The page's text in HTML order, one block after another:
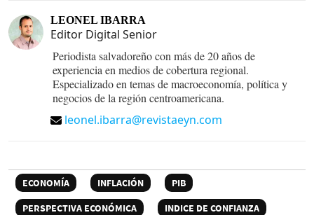
LEONEL IBARRA
Editor Digital Senior
Periodista salvadoreño con más de 20 años de
experiencia en medios de cobertura regional.
Especializado en temas de macroeconomía, política y
negocios de la región centroamericana.
leonel.ibarra@revistaeyn.com
ECONOMÍA INFLACIÓN
PIB
PERSPECTIVA ECONÓMICA
INDICE DE CONFIANZA